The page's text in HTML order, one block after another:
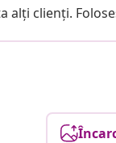
alți clienți.